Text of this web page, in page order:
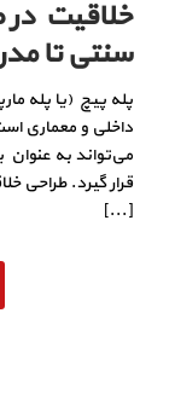
خلاقیت در
سنتی تا
پله پیچ (یا پله
داخلی و معماری
می‌تواند به‌ عنوان
قرار گیرد. طراحی
[...]